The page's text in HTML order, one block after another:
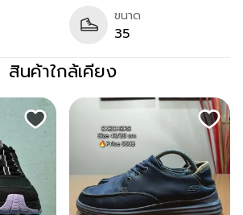
ขนาด
35
สินค้าใกล้เคียง